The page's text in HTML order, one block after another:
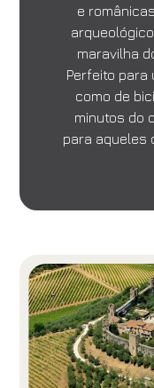
e
maravilha
Perfeito para
como de
minutos do
para aqueles